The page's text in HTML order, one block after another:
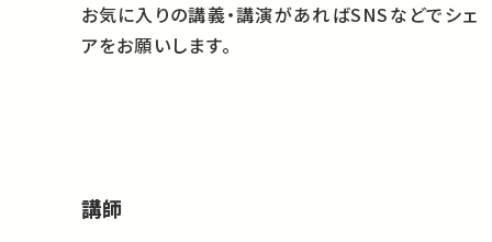
お気に入りの講義・講演があればSNSなどでシェ
アをお願いします。
講師